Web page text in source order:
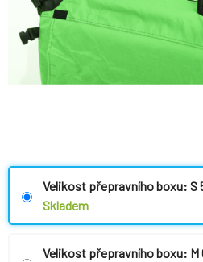
Velikost přepravního boxu: S
Skladem
Velikost přepravního boxu: